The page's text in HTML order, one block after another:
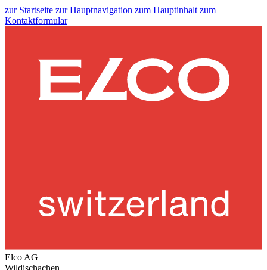
zur Startseite zur Hauptnavigation zum Hauptinhalt zum
Kontaktformular
Elco AG